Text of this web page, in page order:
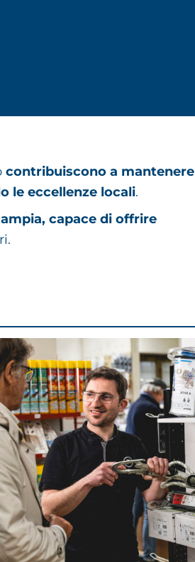
contribuiscono a mantenere
le eccellenze locali.
capace di offrire